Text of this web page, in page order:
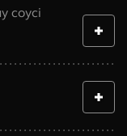
соусі